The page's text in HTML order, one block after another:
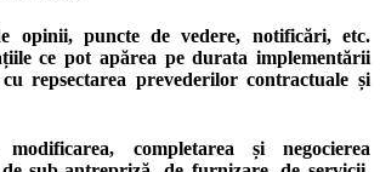
opinii, puncte de vedere, notificări, etc.
ce pot apărea pe durata implementării
repsectarea prevederilor contractuale și
modificarea, completarea și negocierea